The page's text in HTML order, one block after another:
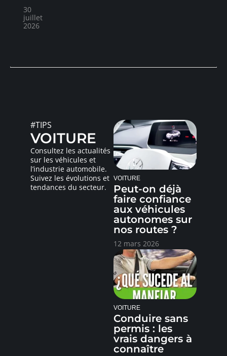
30
juillet
2026
#TIPS
VOITURE
Consultez les actualités
sur les véhicules et
l’industrie automobile.
Suivez les évolutions et
tendances du secteur.
VOITURE
Peut-on déjà
faire confiance
aux véhicules
autonomes sur
nos routes ?
12 mars 2026
VOITURE
Conduire sans
permis : les
vrais dangers à
connaître